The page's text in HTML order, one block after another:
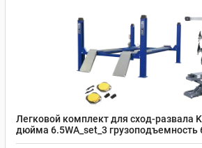
Легковой комплект для сход-развала
дюйма 6.5WA_set_3 грузоподъемность